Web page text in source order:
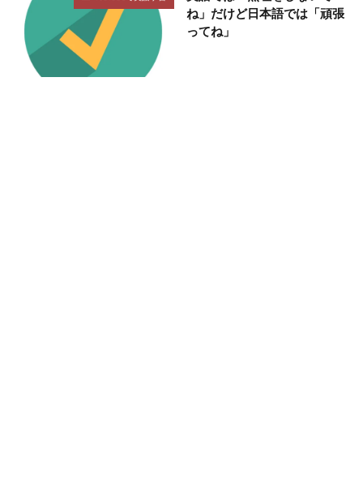
ね」だけど日本語では「頑張
ってね」